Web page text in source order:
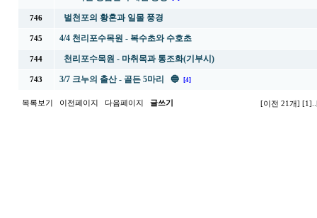
746 벌천포의 황혼과 일몰 풍경
745 4/4 천리포수목원 - 복수초와 수호초
744 천리포수목원 - 마취목과 통조화(기부시)
743 3/7 크누의 출산 - 골든 5마리 🔵 [4]
목록보기 이전페이지 다음페이지 글쓰기 [이전 21개] [1]